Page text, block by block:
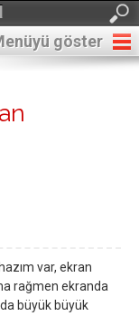
göster
var, ekran
rağmen ekranda
büyük büyük